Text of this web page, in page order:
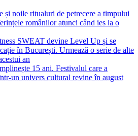
și noile ritualuri de petrecere a timpului
românilor atunci când ies la o
SWEAT devine Level Up și se
în București. Urmează o serie de alte
an
15 ani. Festivalul care a
un univers cultural revine în august